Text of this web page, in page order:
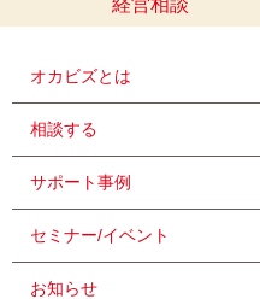
オカビズとは
相談する
サポート事例
セミナー/イベント
お知らせ